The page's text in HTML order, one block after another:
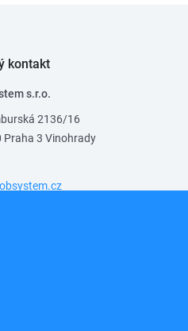
kontakt
s.r.o.
2136/16
Praha 3 Vinohrady